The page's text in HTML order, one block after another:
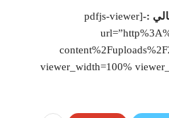
:-
[pdfjs-viewer
viewer_width=100%